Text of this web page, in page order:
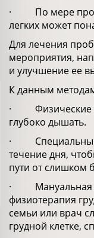
· По мере
легких может
Для лечения
мероприятия,
и улучшение ее
К данным
· Физические
глубоко дышать.
· Специальные
течение дня,
пути от слишком
· Мануальная
физиотерапия
семьи или врач
грудной клетке,